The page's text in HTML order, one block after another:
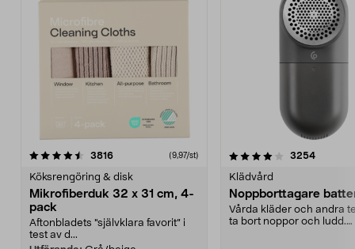
3816recensioner (9,97/st)
Köksrengöring & disk
Mikrofiberduk 32 x 31 cm, 4-
pack
Aftonbladets "självklara favorit” i
test av d...
4.0av 5 stjärnor 3254
Klädvård
Noppborttagare
Vårda kläder och andra
ta bort noppor och ludd.
4.5av 5 stjärnor